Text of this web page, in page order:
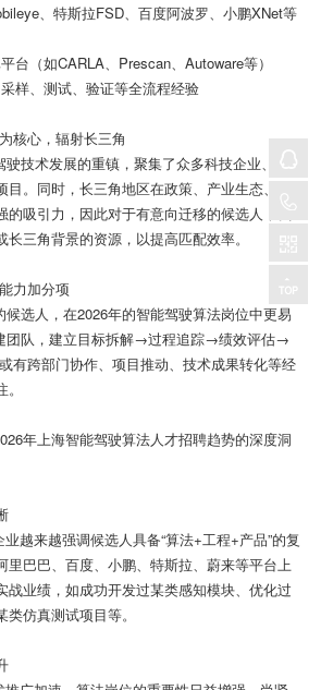
、特斯拉FSD、百度阿波罗、小鹏XNet等
台（如CARLA、Prescan、Autoware等）
样、测试、验证等全流程经验
核心，辐射长三角
驶技术发展的重镇，聚集了众多科技企业、高
目。同时，长三角地区在政策、产业生态、人
的吸引力，因此对于有意向迁移的候选人，我
三角背景的资源，以提高匹配效率。
力加分项
选人，在2026年的智能驾驶算法岗位中更易
团队，建立目标拆解→过程追踪→绩效评估→
有跨部门协作、项目推动、技术成果转化等经
年上海智能驾驶算法人才招聘趋势的深度洞
越来越强调候选人具备“算法+工程+产品”的复
里巴巴、百度、小鹏、特斯拉、蔚来等平台上
战业绩，如成功开发过某类感知模块、优化过
仿真测试项目等。